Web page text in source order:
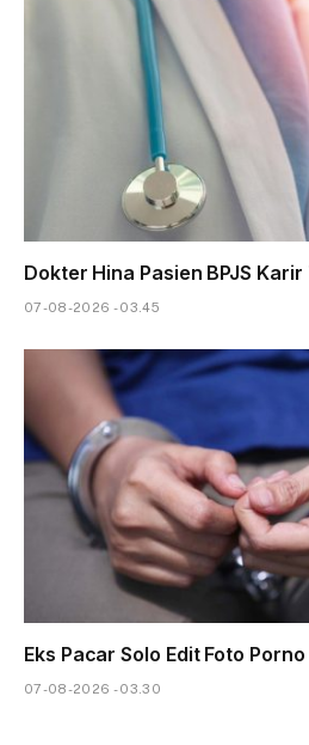
Dokter Hina Pasien BPJS
07-08-2026 - 03.45
Eks Pacar Solo Edit Foto
07-08-2026 - 03.30